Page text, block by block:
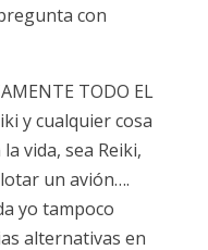
con
TODO EL
y cualquier cosa
vida, sea Reiki,
un avión….
yo tampoco
alternativas en